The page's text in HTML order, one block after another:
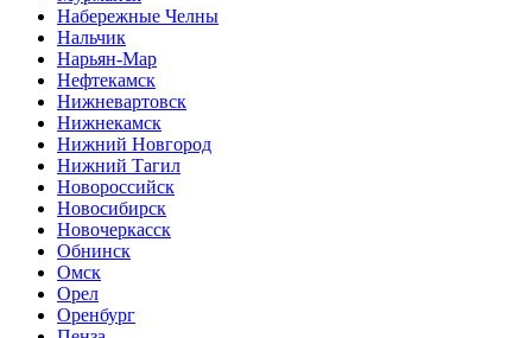
Набережные Челны
Нальчик
Нарьян-Мар
Нефтекамск
Нижневартовск
Нижнекамск
Нижний Новгород
Нижний Тагил
Новороссийск
Новосибирск
Новочеркасск
Обнинск
Омск
Орел
Оренбург